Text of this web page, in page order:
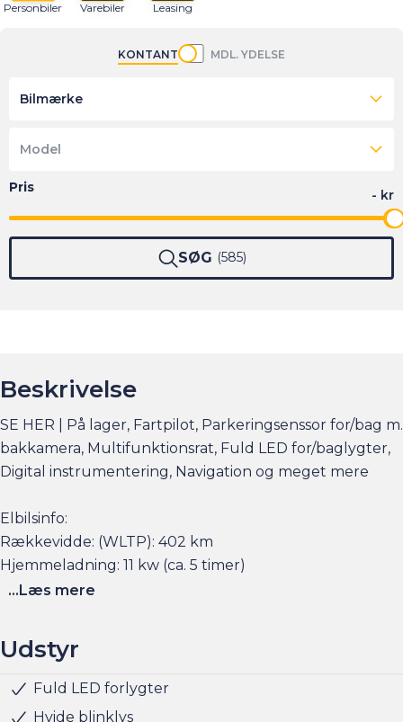
Personbiler Varebiler Leasing
KONTANT MDL. YDELSE
Bilmærke
Model
SØG 585
Beskrivelse
SE HER | På lager, Fartpilot, Parkeringsenssor for/bag m.
bakkamera, Multifunktionsrat, Fuld LED for/baglygter,
Digital instrumentering, Navigation og meget mere
Elbilsinfo:
Rækkevidde: (WLTP): 402 km
Hjemmeladning: 11 kw (ca. 5 timer)
Hurtigladning: 95 kw (10-80% = ca. 29 min)
og faktorers påvirkning på rækkevidden på am.dk
...Læs mere
Udstyr
Fuld LED forlygter
Hvide blinklys
Centrallås
DAB radio
Digital instrumentering
El-foldbare spejle
El-håndbremse
Elruder for
Fartpilot
Fjernbetjent centrallås
Håndfri telefon
Kørecomputer
Multifunktionsrat
Musikstreaming via bluetooth
Navigation
Nøglefri start
Radio
Regnsensor
Servo
Sportssæder
Udvendig temperaturmåler
USB stik
ABS
Airbag
Automatisk nødbremsesystem
Dæktrykssensor
ESP
Isofix
Lyssensor
Passager-airbag
Selealarm
Selestrammer
Startspærre
Klimaanlæg
Parkeringssensor bag
Alufælge
Stofindtræk
Apple CarPlay
Parkeringssensor for/bag
Parkeringssensor for